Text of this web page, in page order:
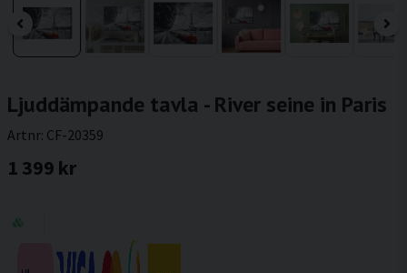
Ljuddämpande tavla - River seine in Paris
Artnr: CF-20359
1 399 kr